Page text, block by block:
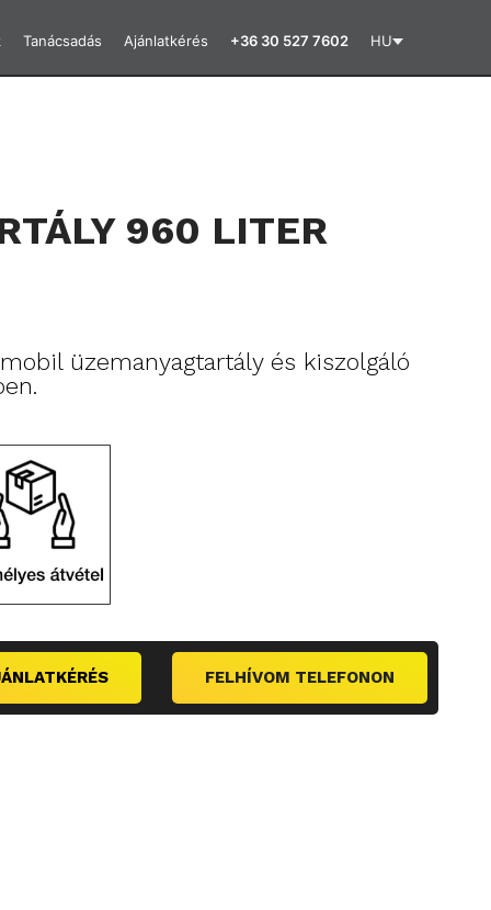
Tanácsadás Ajánlatkérés +36 30 527 7602 HU
960 LITER
üzemanyagtartály és kiszolgáló
FELHÍVOM TELEFONON